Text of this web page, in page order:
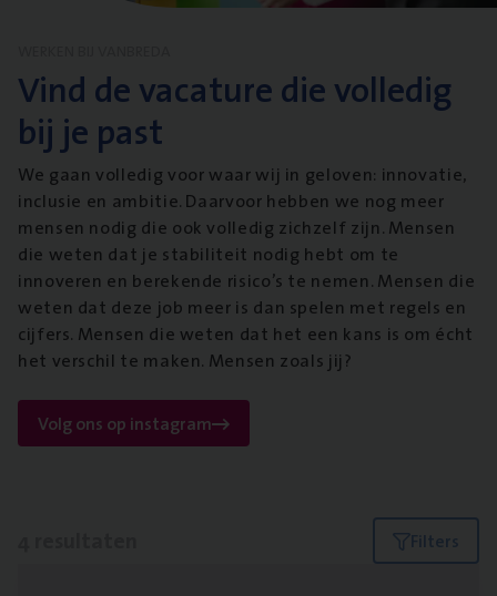
Vind de vacature die volledig
bij je past
We gaan volledig voor waar wij in geloven: innovatie,
inclusie en ambitie. Daarvoor hebben we nog meer
mensen nodig die ook volledig zichzelf zijn. Mensen
die weten dat je stabiliteit nodig hebt om te
innoveren en berekende risico’s te nemen. Mensen die
weten dat deze job meer is dan spelen met regels en
cijfers. Mensen die weten dat het een kans is om écht
het verschil te maken. Mensen zoals jij?
Volg ons op instagram
Filters